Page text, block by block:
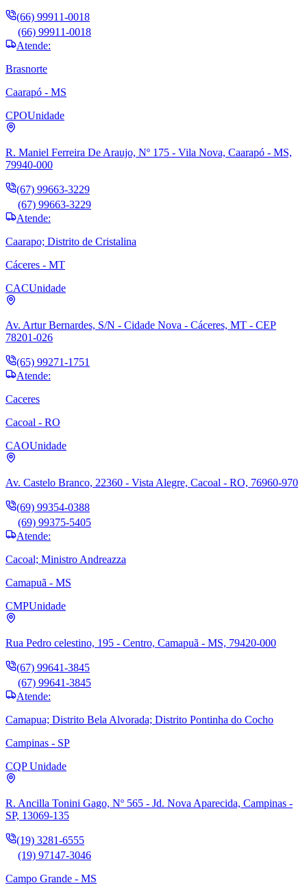
(66) 99911-0018
(66) 99911-0018
Atende:
Brasnorte
Caarapó - MS
CPOUnidade
R. Maniel Ferreira De Araujo, Nº 175 - Vila Nova, Caarapó - MS,
79940-000
(67) 99663-3229
(67) 99663-3229
Atende:
Caarapo; Distrito de Cristalina
Cáceres - MT
CACUnidade
Av. Artur Bernardes, S/N - Cidade Nova - Cáceres, MT - CEP
78201-026
(65) 99271-1751
Atende:
Caceres
Cacoal - RO
CAOUnidade
Av. Castelo Branco, 22360 - Vista Alegre, Cacoal - RO, 76960-970
(69) 99354-0388
(69) 99375-5405
Atende:
Cacoal; Ministro Andreazza
Camapuã - MS
CMPUnidade
Rua Pedro celestino, 195 - Centro, Camapuã - MS, 79420-000
(67) 99641-3845
(67) 99641-3845
Atende:
Camapua; Distrito Bela Alvorada; Distrito Pontinha do Cocho
Campinas - SP
CQPUnidade
R. Ancilla Tonini Gago, Nº 565 - Jd. Nova Aparecida, Campinas -
SP, 13069-135
(19) 3281-6555
(19) 97147-3046
Campo Grande - MS